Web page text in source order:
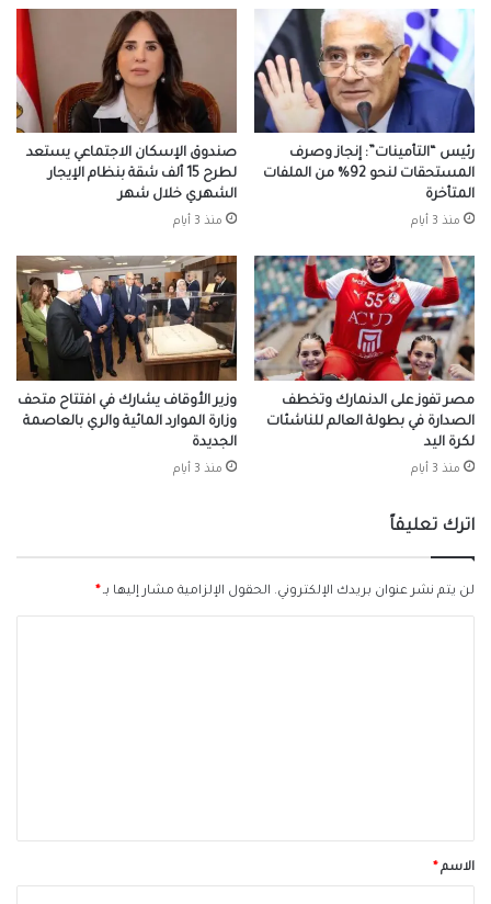
رئيس “التأمينات”: إنجاز وصرف
المستحقات لنحو 92% من الملفات
المتأخرة
منذ 3 أيام
صندوق الإسكان الاجتماعي يستعد
لطرح 15 ألف شقة بنظام الإيجار
الشهري خلال شهر
منذ 3 أيام
مصر تفوز على الدنمارك وتخطف
الصدارة في بطولة العالم للناشئات
لكرة اليد
منذ 3 أيام
وزير الأوقاف يشارك في افتتاح متحف
وزارة الموارد المائية والري بالعاصمة
الجديدة
منذ 3 أيام
اترك تعليقاً
لن يتم نشر عنوان بريدك الإلكتروني. الحقول الإلزامية مشار إليها بـ*
*الاسم*